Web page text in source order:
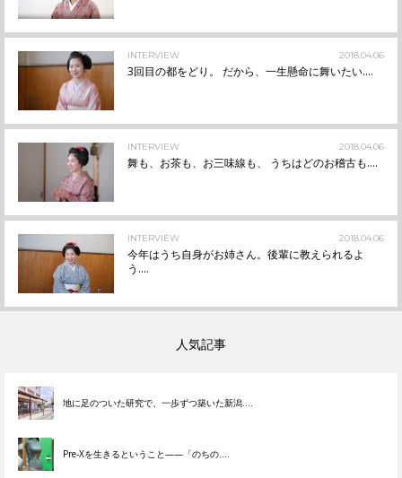
INTERVIEW 2018.04.06
3回目の都をどり。 だから、一生懸命に舞いたい....
INTERVIEW 2018.04.06
舞も、お茶も、お三味線も、 うちはどのお稽古も....
INTERVIEW 2018.04.06
今年はうち自身がお姉さん。後輩に教えられるよ
う....
人気記事
地に足のついた研究で、一歩ずつ築いた新潟....
Pre-Xを生きるということ——「のちの....